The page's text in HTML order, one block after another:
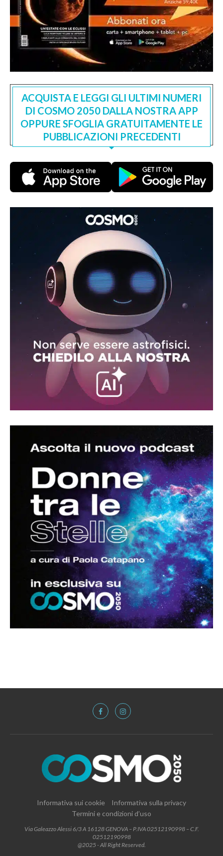
ACQUISTA E LEGGI GLI ULTIMI NUMERI
DI COSMO 2050 DALLA NOSTRA APP
OPPURE SFOGLIA GRATUITAMENTE LE
PUBBLICAZIONI PRECEDENTI
Informativa sui cookie
Informativa sulla privacy
Termini e condizioni d’uso
Via Galeazzo Alessi 6/3 A 16128 GENOVA – P.IVA 02512190998 – C.F.
02512190998
@2025 - All Right Reserved.